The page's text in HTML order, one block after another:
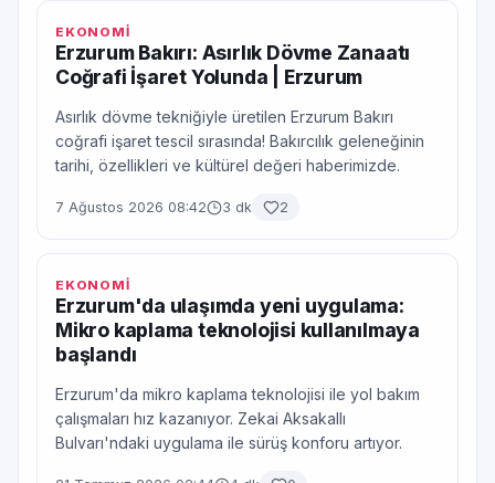
EKONOMİ
Erzurum Bakırı: Asırlık Dövme Zanaatı
Coğrafi İşaret Yolunda | Erzurum
Asırlık dövme tekniğiyle üretilen Erzurum Bakırı
coğrafi işaret tescil sırasında! Bakırcılık geleneğinin
tarihi, özellikleri ve kültürel değeri haberimizde.
7 Ağustos 2026 08:42 3 dk 2
EKONOMİ
Erzurum'da ulaşımda yeni uygulama:
Mikro kaplama teknolojisi kullanılmaya
başlandı
Erzurum'da mikro kaplama teknolojisi ile yol bakım
çalışmaları hız kazanıyor. Zekai Aksakallı
Bulvarı'ndaki uygulama ile sürüş konforu artıyor.